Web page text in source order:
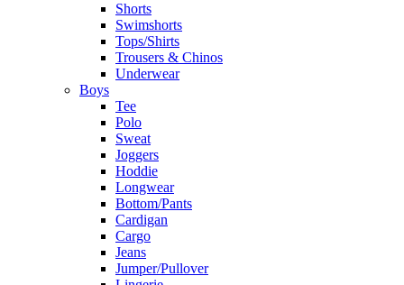
Shorts
Swimshorts
Tops/Shirts
Trousers & Chinos
Underwear
Boys
Tee
Polo
Sweat
Joggers
Hoddie
Longwear
Bottom/Pants
Cardigan
Cargo
Jeans
Jumper/Pullover